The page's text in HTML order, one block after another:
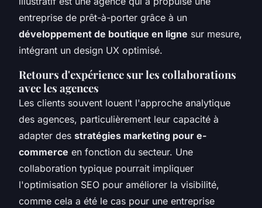
entreprise de prêt-à-porter grâce à un
développement de boutique en ligne sur mesure,
intégrant un design UX optimisé.
Retours d'expérience sur les collaborations
avec les agences
Les clients souvent louent l'approche analytique
des agences, particulièrement leur capacité à
adapter des stratégies marketing pour e-
commerce en fonction du secteur. Une
collaboration typique pourrait impliquer
l'optimisation SEO pour améliorer la visibilité,
comme cela a été le cas pour une entreprise